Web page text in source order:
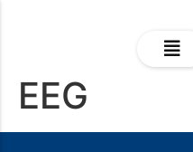
EEG